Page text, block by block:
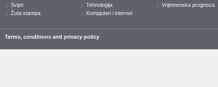
Svijet
Žuta stampa
Tehnologija
Kompjuteri i internet
Vrijemenska prognoza
Terms, conditions and privacy policy